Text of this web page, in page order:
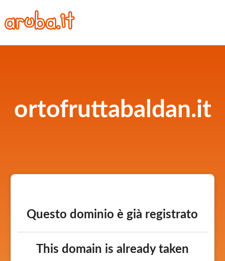
ortofruttabaldan.it
Questo dominio è già registrato
This domain is already taken